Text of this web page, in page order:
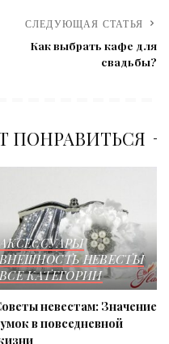
СЛЕДУЮЩАЯ СТАТЬЯ
Как выбрать кафе для
свадьбы?
ПОНРАВИТЬСЯ
АКСЕССУАРЫ
ВНЕШНОСТЬ НЕВЕСТЫ
ВСЕ КАТЕГОРИИ
невестам: Значение
в повседневной